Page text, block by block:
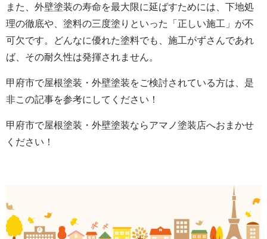
また、外壁塗装の寿命を最大限に延ばすためには、下地処
理の徹底や、塗料の三度塗りといった「正しい施工」が不
可欠です。どんなに優れた塗料でも、施工がずさんであれ
ば、その耐久性は発揮されません。
甲府市で屋根塗装・外壁塗装をご検討されている方は、是
非この記事を参考にしてください！
甲府市で屋根塗装・外壁塗装ならアマノ塗装店へおまかせ
ください！